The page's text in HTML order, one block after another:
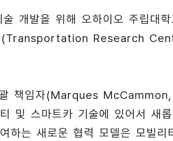
개발을 위해 오하이오 주립대
(Transportation Research
괄 책임자(Marques
및 스마트카 기술에 있어서 새
하는 새로운 협력 모델은 모빌